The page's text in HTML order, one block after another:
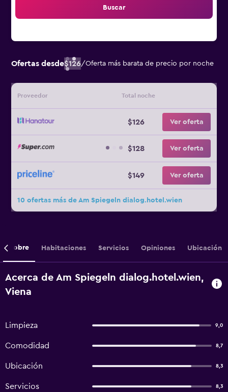
Buscar
Ofertas desde$126/Oferta más barata de precio por noche
Proveedor Total noche
$126 Ver oferta
$128 Ver oferta
$149 Ver oferta
10 ofertas más de Am Spiegeln dialog.hotel.wien
Sobre Habitaciones Servicios Opiniones Ubicación
Acerca de Am Spiegeln dialog.hotel.wien,
Viena
Limpieza 9,0
Comodidad 8,7
Ubicación 8,3
Servicios 8,3